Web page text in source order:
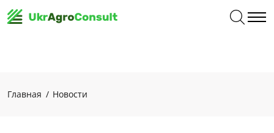
Главная Новости